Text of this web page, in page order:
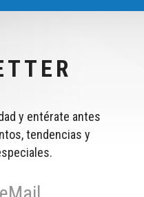
y entérate antes
tendencias y